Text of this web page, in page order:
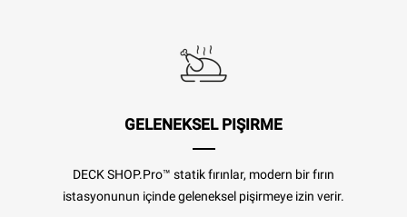
GELENEKSEL PIŞIRME
DECK SHOP.Pro™ statik fırınlar, modern bir fırın
istasyonunun içinde geleneksel pişirmeye izin verir.